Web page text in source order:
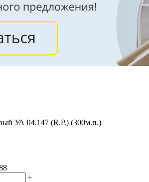
УА 04.147 (R.P.) (300м.п.)
+